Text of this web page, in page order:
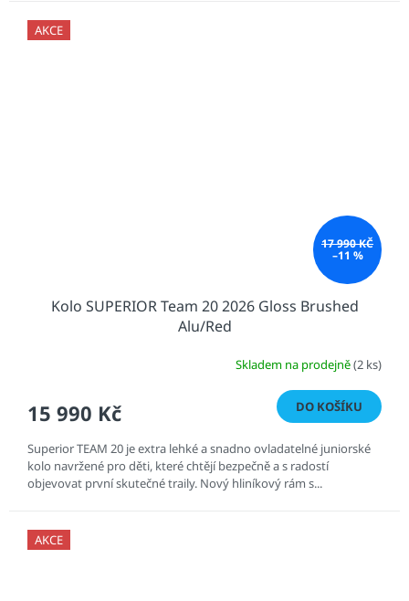
AKCE
17 990 KČ
–11 %
Kolo SUPERIOR Team 20 2026 Gloss Brushed
Alu/Red
Skladem na prodejně(2 ks)
15 990 Kč DO KOŠÍKU
Superior TEAM 20 je extra lehké a snadno ovladatelné juniorské
kolo navržené pro děti, které chtějí bezpečně a s radostí
objevovat první skutečné traily. Nový hliníkový rám s...
AKCE